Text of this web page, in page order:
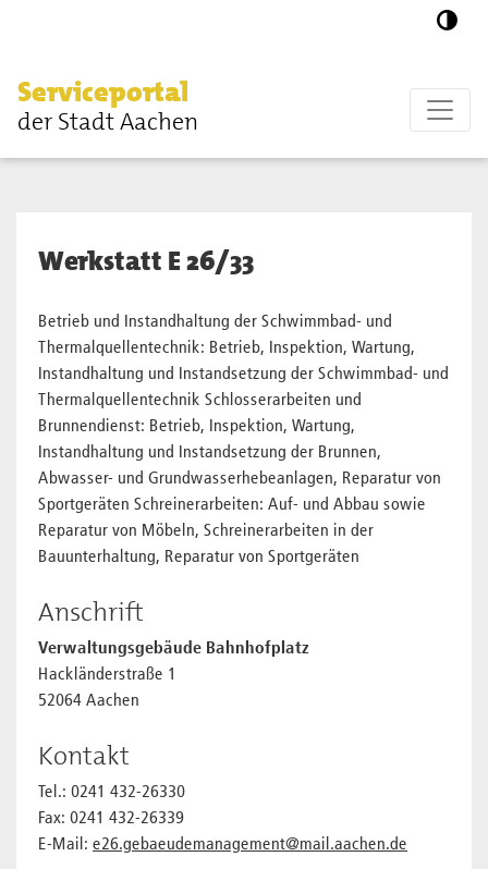
Serviceportal
der Stadt Aachen
Werkstatt E 26/33
Betrieb und Instandhaltung der Schwimmbad- und
Thermalquellentechnik: Betrieb, Inspektion, Wartung,
Instandhaltung und Instandsetzung der Schwimmbad- und
Thermalquellentechnik Schlosserarbeiten und
Brunnendienst: Betrieb, Inspektion, Wartung,
Instandhaltung und Instandsetzung der Brunnen,
Abwasser- und Grundwasserhebeanlagen, Reparatur von
Sportgeräten Schreinerarbeiten: Auf- und Abbau sowie
Reparatur von Möbeln, Schreinerarbeiten in der
Bauunterhaltung, Reparatur von Sportgeräten
Anschrift
Verwaltungsgebäude Bahnhofplatz
Hackländerstraße 1
52064 Aachen
Kontakt
Tel.: 0241 432-26330
Fax: 0241 432-26339
E-Mail: e26.gebaeudemanagement@mail.aachen.de